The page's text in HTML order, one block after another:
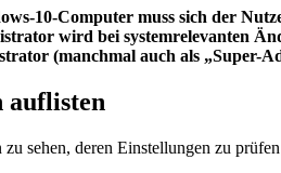
10-Computer muss sich der
wird bei systemrelevanten
(manchmal auch als „Super-
auflisten
sehen, deren Einstellungen zu